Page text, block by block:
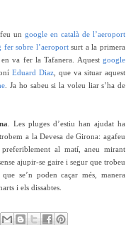
feu un google en català de l’aeroport
fer sobre l’aeroportsurt a la primera
va fer la Tafanera. Aquest google
Eduard Diaz , que va situar aquest
. Ja ho sabeu si la voleu liar s’ha de
. Les pluges d’estiu han ajudat ha
a la Devesa de Girona: agafeu
al matí, aneu mirant
ajupir-se gaire i segur que trobeu
se’n poden caçar més, manera
i els dissabtes.